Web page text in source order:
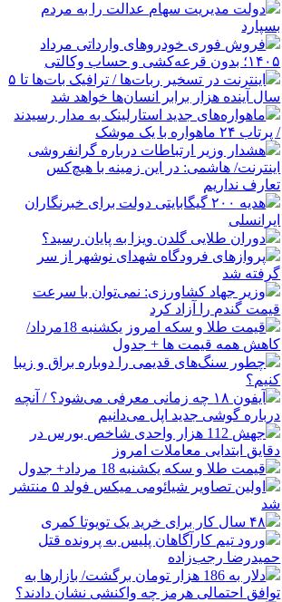
دولت مدیریت سهام عدالت را به مردم
بسپارد
فروش فوری خودروهای وارداتی مرداد
۱۴۰۵؛ بدون قرعه‌کشی و حساب وکالتی
اینترنت در تسخیر ربات‌ها / ترافیک بات‌ها تا ۵
سال آینده هزار برابر انسان‌ها خواهد شد
ماهواره‌های جدید استارلینک به مدار رسیدند
/ پرتاب ۲۴ ماهواره با یک موشک
هشدار وزیر ارتباطات درباره گرانفروشی
اینترنت/ هاشمی: در این زمینه با هیچ‌کس
تعارف نداریم
هدیه ۲۰۰ گیگابایتی دولت برای خبرنگاران
ایرانسلی
دوران طلایی گلدن ویزا به پایان رسید؟
پروازهای فرودگاه شهدای نوشهر از سر
گرفته شد
وزیر جهاد کشاورزی: نمی‌توان با سرعت
قیمت گندم را آزاد کرد
قیمت طلا و سکه امروز یکشنبه 18مرداد/
کاهش همه قیمت ها + جدول
چطور سنگ‌های قدیمی را دوباره براق و زیبا
کنیم؟
آیفون ۱۸ چه زمانی معرفی می‌شود؟ / آنچه
درباره گوشی جدید اپل می‌دانیم
جهش 112 هزار واحدی شاخص بورس در
دقایق ابتدایی معاملات امروز
قیمت طلا و سکه یکشنبه 18 مرداد+ جدول
اولین تصاویر شیائومی میکس فولد ۵ منتشر
شد
۴۸ سال کار برای خرید یک تویوتا کمری
ورود تیم کارآگاهان پلیس به پرونده قتل
حمیدرضا رجب‌زاده
دلار به 186 هزار تومان برگشت/ بازارها به
توافق احتمالی هرمز چه واکنشی نشان دادند؟